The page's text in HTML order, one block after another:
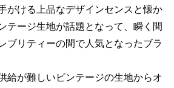
がける上品なデザインセンスと懐か
テージ生地が話題となって、瞬く間
ブリティーの間で人気となったブラ
給が難しいビンテージの生地からオ